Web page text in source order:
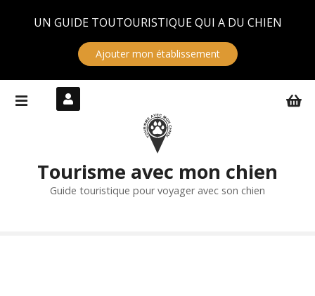
UN GUIDE TOUTOURISTIQUE QUI A DU CHIEN
Ajouter mon établissement
Tourisme avec mon chien
Guide touristique pour voyager avec son chien